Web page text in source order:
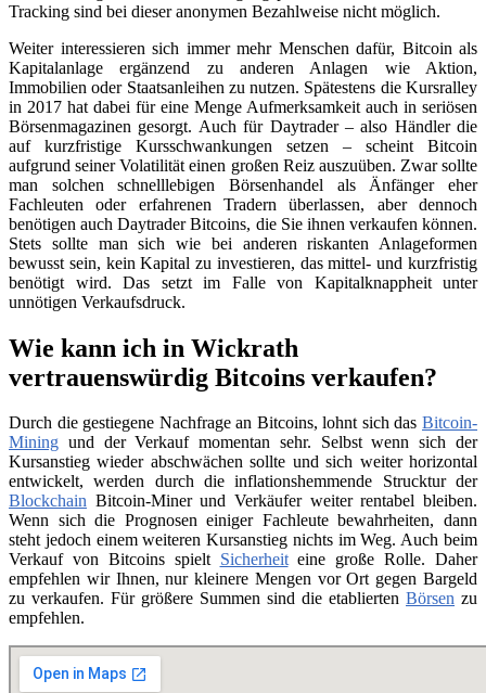
Tracking sind bei dieser anonymen Bezahlweise nicht möglich.
Weiter interessieren sich immer mehr Menschen dafür, Bitcoin als
Kapitalanlage ergänzend zu anderen Anlagen wie Aktion,
Immobilien oder Staatsanleihen zu nutzen. Spätestens die Kursralley
in 2017 hat dabei für eine Menge Aufmerksamkeit auch in seriösen
Börsenmagazinen gesorgt. Auch für Daytrader – also Händler die
auf kurzfristige Kursschwankungen setzen – scheint Bitcoin
aufgrund seiner Volatilität einen großen Reiz auszuüben. Zwar sollte
man solchen schnelllebigen Börsenhandel als Änfänger eher
Fachleuten oder erfahrenen Tradern überlassen, aber dennoch
benötigen auch Daytrader Bitcoins, die Sie ihnen verkaufen können.
Stets sollte man sich wie bei anderen riskanten Anlageformen
bewusst sein, kein Kapital zu investieren, das mittel- und kurzfristig
benötigt wird. Das setzt im Falle von Kapitalknappheit unter
unnötigen Verkaufsdruck.
Wie kann ich in Wickrath
vertrauenswürdig Bitcoins verkaufen?
Durch die gestiegene Nachfrage an Bitcoins, lohnt sich das Bitcoin-
Mining und der Verkauf momentan sehr. Selbst wenn sich der
Kursanstieg wieder abschwächen sollte und sich weiter horizontal
entwickelt, werden durch die inflationshemmende Strucktur der
Blockchain Bitcoin-Miner und Verkäufer weiter rentabel bleiben.
Wenn sich die Prognosen einiger Fachleute bewahrheiten, dann
steht jedoch einem weiteren Kursanstieg nichts im Weg. Auch beim
Verkauf von Bitcoins spielt Sicherheiteine große Rolle. Daher
empfehlen wir Ihnen, nur kleinere Mengen vor Ort gegen Bargeld
zu verkaufen. Für größere Summen sind die etablierten Börsen zu
empfehlen.